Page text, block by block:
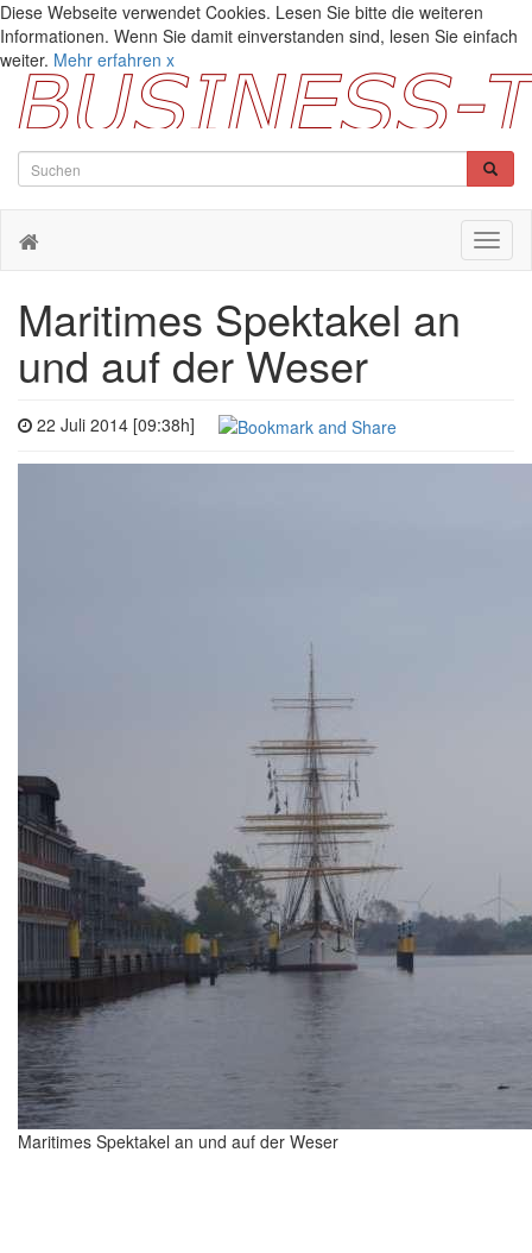
Diese Webseite verwendet Cookies. Lesen Sie bitte die weiteren
Informationen. Wenn Sie damit einverstanden sind, lesen Sie einfach
weiter. Mehr erfahren x
Maritimes Spektakel an
und auf der Weser
22 Juli 2014 [09:38h]
Maritimes Spektakel an und auf der Weser